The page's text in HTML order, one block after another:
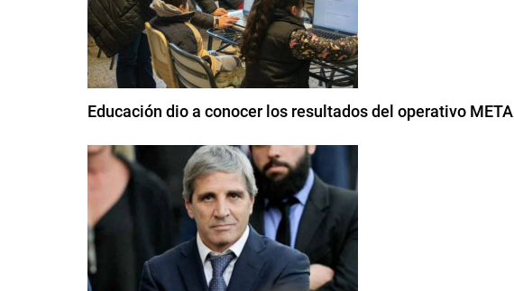
Educación dio a conocer los resultados del operativo META